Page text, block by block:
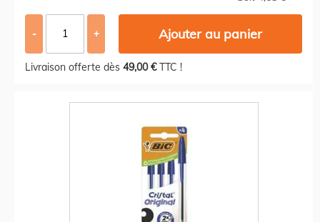
- + Ajouter au panier
Livraison offerte dès 49,00 €TTC !